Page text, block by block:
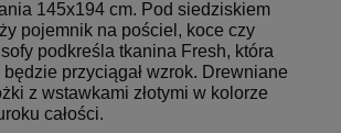
145x194 cm. Pod siedziskiem
pojemnik na pościel, koce czy
podkreśla tkanina Fresh, która
przyciągał wzrok. Drewniane
z wstawkami złotymi w kolorze
całości.